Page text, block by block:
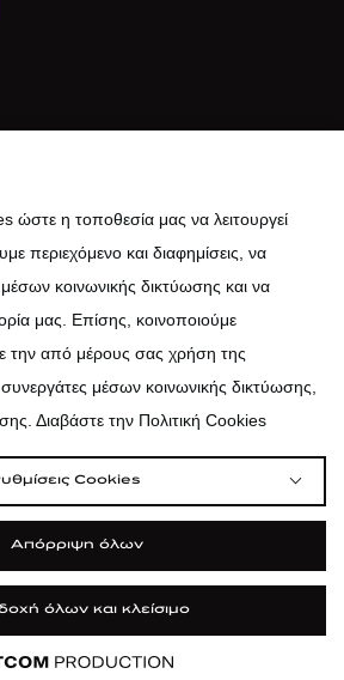
Cookies | Κώδικας Δεοντολογίας
Προσωπικών Δεδομένων
ώστε η τοποθεσία μας να λειτουργεί
περιεχόμενο και διαφημίσεις, να
κοινωνικής δικτύωσης και να
μας. Επίσης, κοινοποιούμε
την από μέρους σας χρήση της
μέσων κοινωνικής δικτύωσης,
Διαβάστε την Πολιτική Cookies
Cookies
Απόρριψη όλων
όλων και κλείσιμο